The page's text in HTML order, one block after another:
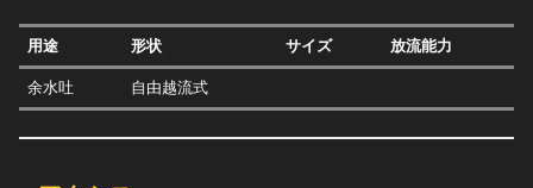
用途 形状 サイズ 放流能力
余水吐 自由越流式